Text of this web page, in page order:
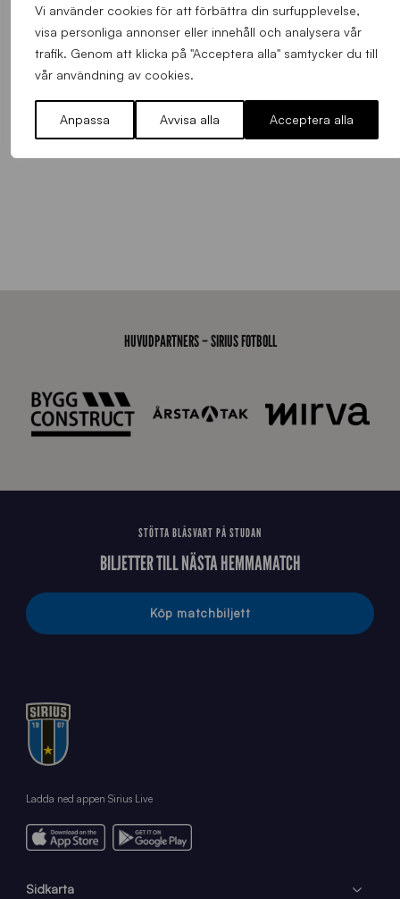
Vi använder cookies för att förbättra din surfupplevelse,
visa personliga annonser eller innehåll och analysera vår
trafik. Genom att klicka på "Acceptera alla" samtycker du till
vår användning av cookies.
Anpassa Avvisa alla Acceptera alla
HUVUDPARTNERS – SIRIUS FOTBOLL
STÖTTA BLÅSVART PÅ STUDAN
BILJETTER TILL NÄSTA HEMMAMATCH
Köp matchbiljett
Ladda ned appen Sirius Live
Sidkarta